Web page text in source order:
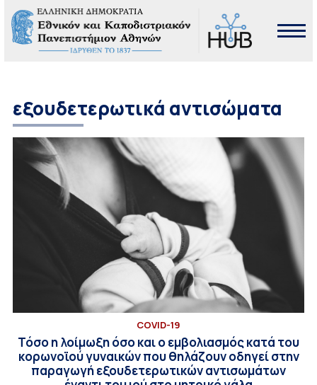
εξουδετερωτικά αντισώματα
COVID-19
Τόσο η λοίμωξη όσο και ο εμβολιασμός κατά του
κορωνοϊού γυναικών που θηλάζουν οδηγεί στην
παραγωγή εξουδετερωτικών αντισωμάτων